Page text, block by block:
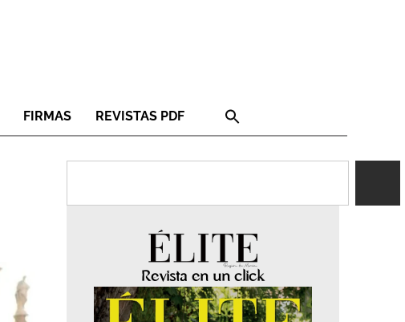
FIRMAS REVISTAS PDF
Revista en un click